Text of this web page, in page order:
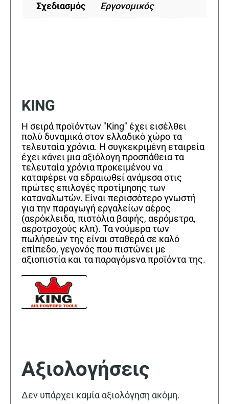
Σχεδιασμός Εργονομικός
KING
Η σειρά προϊόντων "King" έχει εισέλθει
πολύ δυναμικά στον ελλαδικό χώρο τα
τελευταία χρόνια. Η συγκεκριμένη εταιρεία
έχει κάνει μια αξιόλογη προσπάθεια τα
τελευταία χρόνια προκειμένου να
καταφέρει να εδραιωθεί ανάμεσα στις
πρώτες επιλογές προτίμησης των
καταναλωτών. Είναι περισσότερο γνωστή
για την παραγωγή εργαλείων αέρος
(αερόκλειδα, πιστόλια βαφής, αερόμετρα,
αεροτροχούς κλπ). Τα νούμερα των
πωλήσεών της είναι σταθερά σε καλό
επίπεδο, γεγονός που πιστώνει με
αξιοπιστία και τα παραγόμενα προϊόντα της.
Αξιολογήσεις
Δεν υπάρχει καμία αξιολόγηση ακόμη.